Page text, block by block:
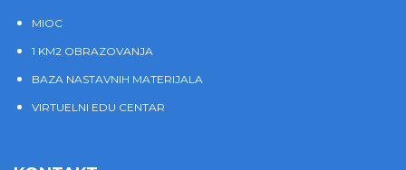
MIOC
1 KM2 OBRAZOVANJA
BAZA NASTAVNIH MATERIJALA
VIRTUELNI EDU CENTAR